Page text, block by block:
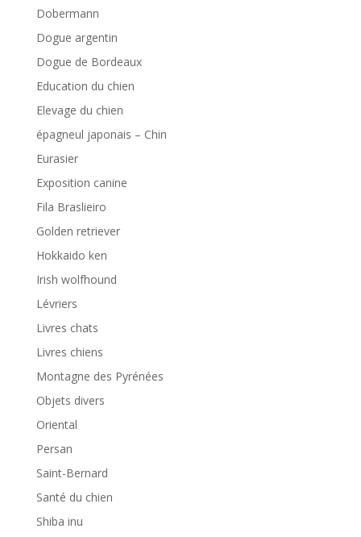
Dobermann
Dogue argentin
Dogue de Bordeaux
Education du chien
Elevage du chien
épagneul japonais – Chin
Eurasier
Exposition canine
Fila Braslieiro
Golden retriever
Hokkaido ken
Irish wolfhound
Lévriers
Livres chats
Livres chiens
Montagne des Pyrénées
Objets divers
Oriental
Persan
Saint-Bernard
Santé du chien
Shiba inu